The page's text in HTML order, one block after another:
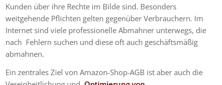
Kunden über ihre Rechte im Bilde sind. Besonders
weitgehende Pflichten gelten gegenüber Verbrauchern. Im
Internet sind viele professionelle Abmahner unterwegs, die
nach Fehlern suchen und diese oft auch geschäftsmäßig
abmahnen.
Ein zentrales Ziel von Amazon-Shop-AGB ist aber auch die